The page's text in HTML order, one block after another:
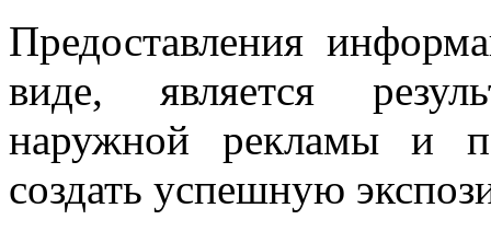
Предоставления
виде, является
наружной рекламы и
создать успешную